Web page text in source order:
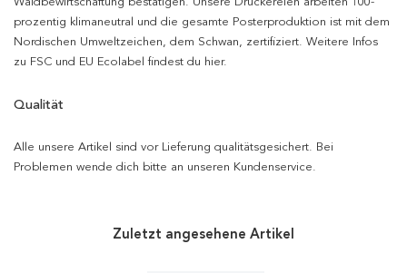
prozentig klimaneutral und die gesamte Posterproduktion ist mit dem
Nordischen Umweltzeichen, dem Schwan, zertifiziert. Weitere Infos
zu FSC und EU Ecolabel findest du hier.
Qualität
Alle unsere Artikel sind vor Lieferung qualitätsgesichert. Bei
Problemen wende dich bitte an unseren Kundenservice.
Zuletzt angesehene Artikel